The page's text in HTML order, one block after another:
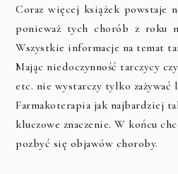
Coraz więcej książek powstaje
ponieważ tych chorób z roku
Wszystkie informacje na temat
Mając niedoczynność tarczycy
etc. nie wystarczy tylko zażywać
Farmakoterapia jak najbardziej
kluczowe znaczenie. W końcu
pozbyć się objawów choroby.